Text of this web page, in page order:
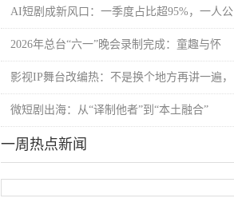
AI短剧成新风口：一季度占比超95%，一人公
2026年总台“六一”晚会录制完成：童趣与怀
影视IP舞台改编热：不是换个地方再讲一遍，
微短剧出海：从“译制他者”到“本土融合”
一周热点新闻